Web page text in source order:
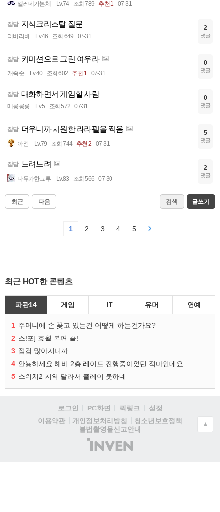
셀레네가본체 Lv.74 조회 789 추천 1 07-31
잡담 지식크리스탈 질문
리버리버 Lv.46 조회 649 07-31
2
댓글
잡담 커미션으로 그린 여우라
개죽순 Lv.40 조회 602 추천 1 07-31
0
댓글
잡담 대화하면서 게임할 사람
메롱롱롱 Lv.5 조회 572 07-31
0
댓글
잡담 더우니까 시원한 라라펠을 찍음
아젬 Lv.79 조회 744 추천 2 07-31
5
댓글
잡담 느려느려
나무가한그루 Lv.83 조회 566 07-30
2
댓글
최근 다음 검색 글쓰기
1 2 3 4 5
최근 HOT한 콘텐츠
파판14 게임 IT 유머 연예
1 주머니에 손 꽂고 있는건 어떻게 하는건가요?
2 스!포] 효월 본편 끝!
3 점검 많아지니까
4 안뇽하세요 헤비 2층 레이드 진행중이었던 적마인데요
5 스위치2 지역 달라서 플레이 못하네
로그인 PC화면 퀵링크
설정
이용약관
개인정보처리방침
청소년보호정책
불법촬영물신고안내
(주)
인
▲